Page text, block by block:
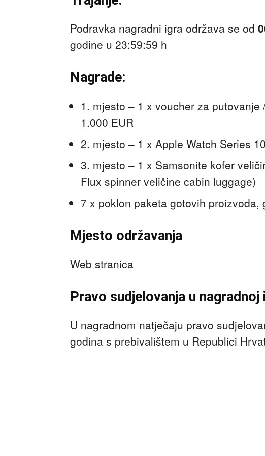
Podravka nagradni igra održava se od
godine u 23:59:59 h
Nagrade:
1. mjesto – 1 x voucher za
1.000 EUR
2. mjesto – 1 x Apple Watch Series
3. mjesto – 1 x Samsonite kofer
Flux spinner veličine cabin luggage)
7 x poklon paketa gotovih proizvoda,
Mjesto održavanja
Web stranica
Pravo sudjelovanja u nagradnoj
U nagradnom natječaju pravo
godina s prebivalištem u Republici